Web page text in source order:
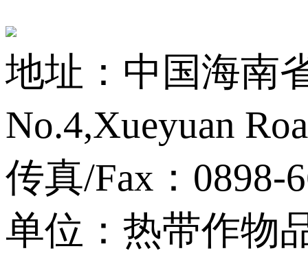
地址：中国海南
No.4,Xueyuan
传真/Fax：0898-
单位：热带作物